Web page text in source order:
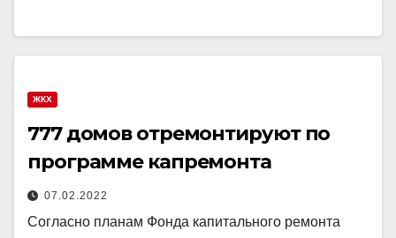
ЖКХ
777 домов отремонтируют по
программе капремонта
07.02.2022
Согласно планам Фонда капитального ремонта